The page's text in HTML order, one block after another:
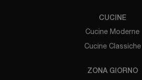
CUCINE
Cucine Moderne
Cucine Classiche
ZONA GIORNO